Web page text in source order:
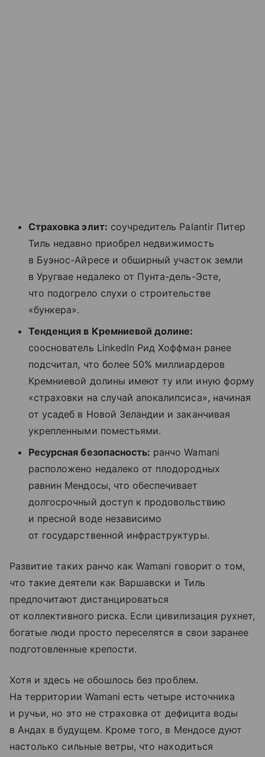
Страховка элит: соучредитель Palantir Питер
Тиль недавно приобрел недвижимость
в Буэнос-Айресе и обширный участок земли
в Уругвае недалеко от Пунта-дель-Эсте,
что подогрело слухи о строительстве
«бункера».
Тенденция в Кремниевой долине:
сооснователь LinkedIn Рид Хоффман ранее
подсчитал, что более 50% миллиардеров
Кремниевой долины имеют ту или иную форму
«страховки на случай апокалипсиса», начиная
от усадеб в Новой Зеландии и заканчивая
укрепленными поместьями.
Ресурсная безопасность: ранчо Wamani
расположено недалеко от плодородных
равнин Мендосы, что обеспечивает
долгосрочный доступ к продовольствию
и пресной воде независимо
от государственной инфраструктуры.
Развитие таких ранчо как Wamani говорит о том,
что такие деятели как Варшавски и Тиль
предпочитают дистанцироваться
от коллективного риска. Если цивилизация рухнет,
богатые люди просто переселятся в свои заранее
подготовленные крепости.
Хотя и здесь не обошлось без проблем.
На территории Wamani есть четыре источника
и ручьи, но это не страховка от дефицита воды
в Андах в будущем. Кроме того, в Мендосе дуют
настолько сильные ветры, что находиться